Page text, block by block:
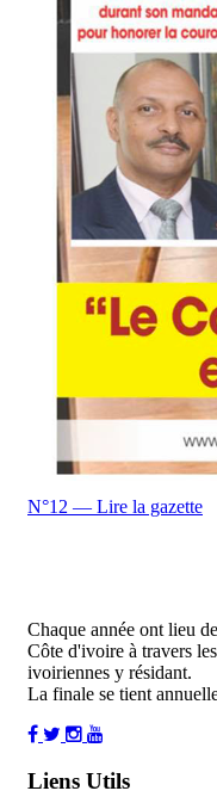
N°12 — Lire la gazette
Chaque année ont lieu
Côte d'ivoire à travers
ivoiriennes y résidant.
La finale se tient
Liens Utils